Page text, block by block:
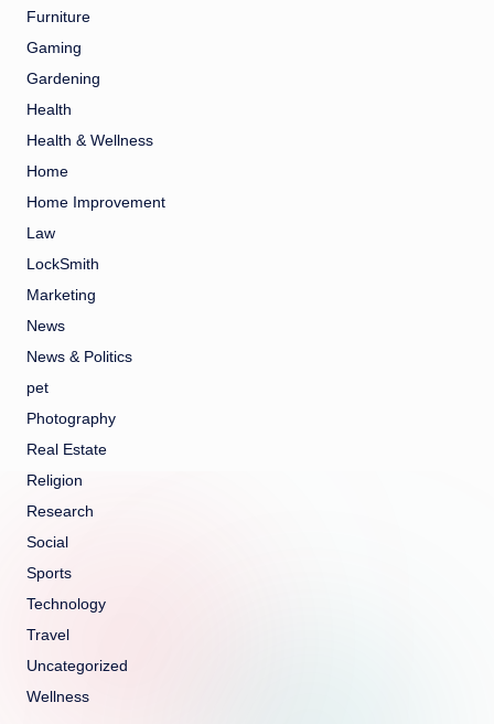
Furniture
Gaming
Gardening
Health
Health & Wellness
Home
Home Improvement
Law
LockSmith
Marketing
News
News & Politics
pet
Photography
Real Estate
Religion
Research
Social
Sports
Technology
Travel
Uncategorized
Wellness